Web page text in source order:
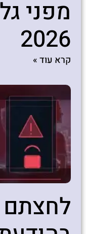
מפני
2026
קרא עוד »
לחצתם